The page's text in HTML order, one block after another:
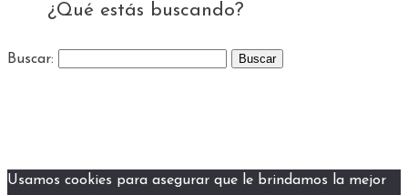
¿Qué estás buscando?
Buscar:
Usamos cookies para asegurar que le brindamos la mejor